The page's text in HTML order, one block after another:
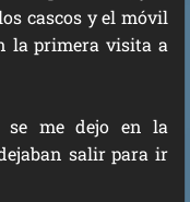
cascos y el móvil
la primera visita a
se me dejo en la
salir para ir